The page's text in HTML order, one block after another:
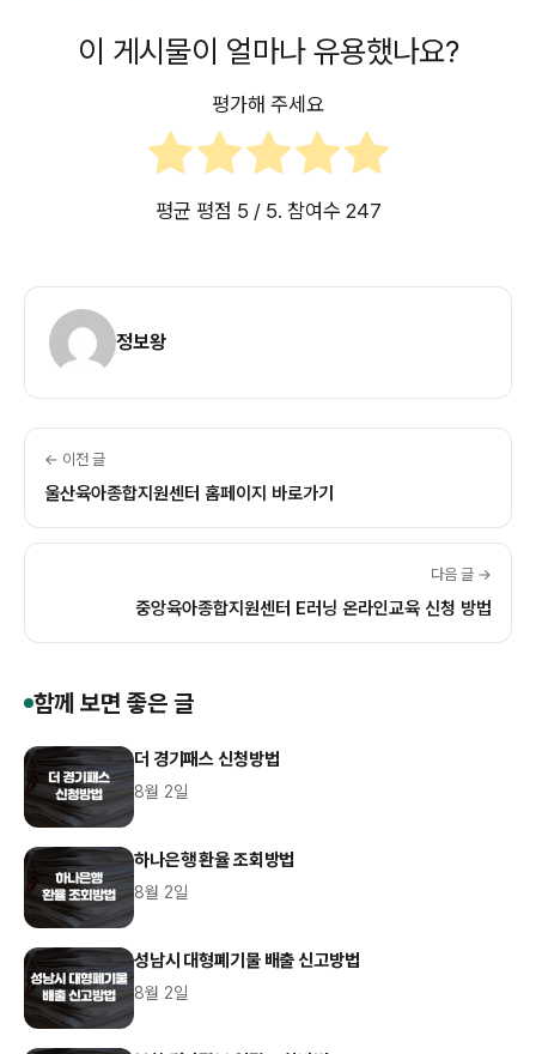
이 게시물이 얼마나 유용했나요?
평가해 주세요
평균 평점 5 / 5. 참여수 247
정보왕
← 이전 글
울산육아종합지원센터 홈페이지 바로가기
다음 글 →
중앙육아종합지원센터 E러닝 온라인교육 신청 방법
함께 보면 좋은 글
더 경기패스 신청방법
8월 2일
하나은행 환율 조회방법
8월 2일
성남시 대형폐기물 배출 신고방법
8월 2일